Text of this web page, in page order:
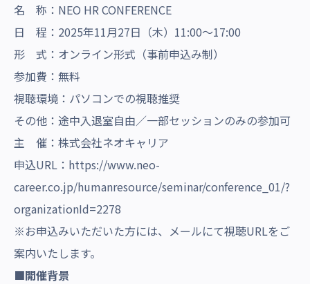
名 称：NEO HR CONFERENCE
日 程：2025年11月27日（木）11:00〜17:00
形 式：オンライン形式（事前申込み制）
参加費：無料
視聴環境：パソコンでの視聴推奨
その他：途中入退室自由／一部セッションのみの参加可
主 催：株式会社ネオキャリア
申込URL： https://www.neo-
career.co.jp/humanresource/seminar/conference_01/?
organizationId=2278
※お申込みいただいた方には、メールにて視聴URLをご
案内いたします。
■開催背景